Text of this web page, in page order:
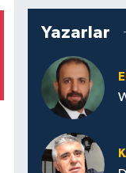
Yazarlar